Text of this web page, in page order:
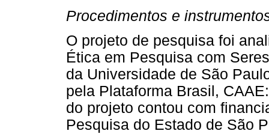
Procedimentos e
O projeto de pesquisa foi
Ética em Pesquisa com
da Universidade de São
pela Plataforma Brasil,
do projeto contou com
Pesquisa do Estado de São